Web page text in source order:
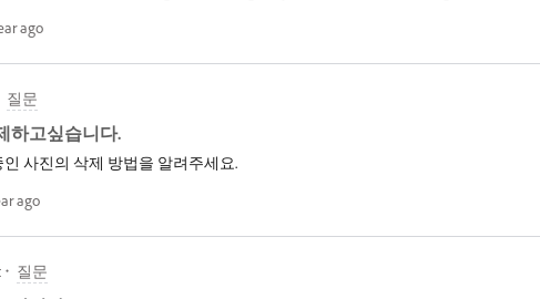
accepted without any issues.I am removing the background properly before uploading
is still very high. Can anyone provide the correct guidelines for submitting PNG 3D
would really appreciate any tips or best practices to ensure my PNG files meet Adobe
ago
질문
하고싶습니다.
사진의 삭제 방법을 알려주세요.
ago
질문